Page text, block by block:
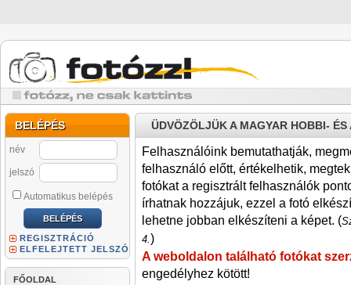
BELÉPÉS
név
jelszó
Automatikus belépés
REGISZTRÁCIÓ
ELFELEJTETT JELSZÓ
FŐOLDAL
ÜDVÖZÖLJÜK A MAGYAR HOBBI-
Felhasználóink bemutathatják,
felhasználó előtt, értékelhetik,
fotókat a regisztrált felhasználók
írhatnak hozzájuk, ezzel a fotó
lehetne jobban elkészíteni a képet. (
4.)
A weboldalon található fotókat
engedélyhez kötött!